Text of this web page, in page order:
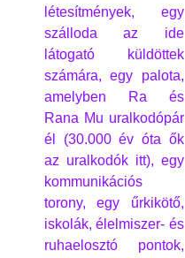
létesítmények, egy
szálloda az ide
látogató küldöttek
számára, egy palota,
amelyben Ra és
Rana Mu uralkodópár
él (30.000 év óta ők
az uralkodók itt), egy
kommunikációs
torony, egy űrkikötő,
iskolák, élelmiszer- és
ruhaelosztó pontok,